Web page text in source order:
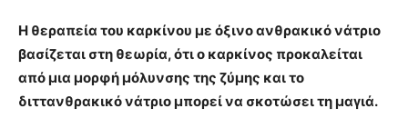
Η θεραπεία του καρκίνου με όξινο ανθρακικό νάτριο
βασίζεται στη θεωρία, ότι ο καρκίνος προκαλείται
από μια μορφή μόλυνσης της ζύμης και το
διττανθρακικό νάτριο μπορεί να σκοτώσει τη μαγιά.